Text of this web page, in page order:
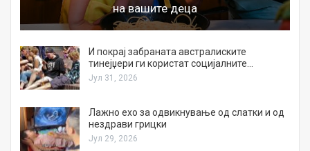
на вашите деца
И покрај забраната австралиските
тинејџери ги користат социјалните…
Јул 31, 2026
Лажно ехо за одвикнување од слатки и од
нездрави грицки
Јул 29, 2026